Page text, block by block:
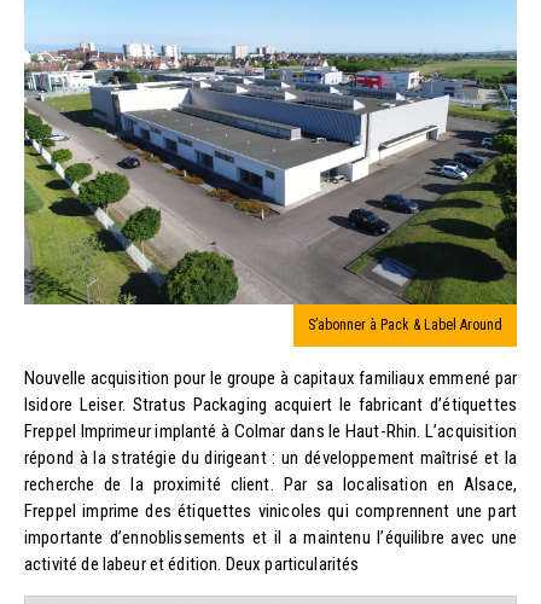
S’abonner à Pack & Label Around
Nouvelle acquisition pour le groupe à capitaux familiaux emmené par
Isidore Leiser. Stratus Packaging acquiert le fabricant d’étiquettes
Freppel Imprimeur implanté à Colmar dans le Haut-Rhin. L’acquisition
répond à la stratégie du dirigeant : un développement maîtrisé et la
recherche de la proximité client. Par sa localisation en Alsace,
Freppel imprime des étiquettes vinicoles qui comprennent une part
importante d’ennoblissements et il a maintenu l’équilibre avec une
activité de labeur et édition. Deux particularités